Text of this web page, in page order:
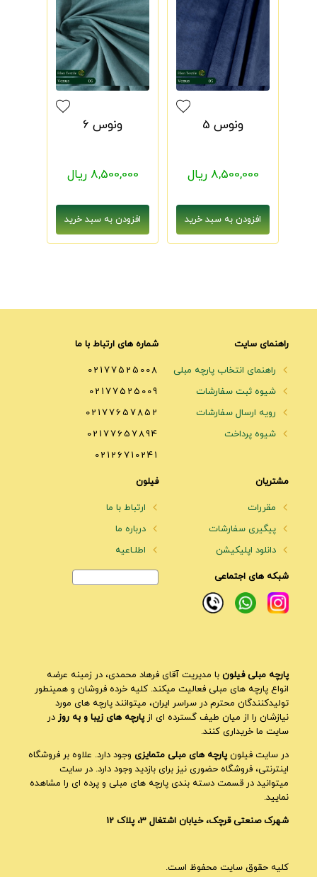
ونوس 5
8,500,000 ریال
ونوس 6
8,500,000 ریال
راهنمای سایت
راهنمای انتخاب پارچه مبلی
شیوه ثبت سفارشات
رویه ارسال سفارشات
شیوه پرداخت
شماره های ارتباط با ما
02177525008
02177525009
02177657852
02177657894
02126710241
مشتریان
مقررات
پیگیری سفارشات
دانلود اپلیکیشن
فیلون
ارتباط با ما
درباره ما
اطلـاعیه
شبکه های اجتماعی
پارچه مبلی فیلون با مدیریت آقای فرهاد محمدی، در زمینه عرضه
انواع پارچه های مبلی فعالیت میکند. کلیه خرده فروشان و همینطور
تولیدکنندگان محترم در سراسر ایران، میتوانند پارچه های مورد
نیازشان را از میان طیف گسترده ای ازپارچه های زیبا و به روز در
سایت ما خریداری کنند.
در سایت فیلونپارچه های مبلی متمایزی وجود دارد. علاوه بر فروشگاه
اینترنتی، فروشگاه حضوری نیز برای بازدید وجود دارد. در سایت
میتوانید در قسمت دسته بندی پارچه های مبلی و پرده ای را مشاهده
نمایید.
شهرک صنعتی قرچک، خیابان اشتغال 3، پلاک 12
کلیه حقوق سایت محفوظ است.